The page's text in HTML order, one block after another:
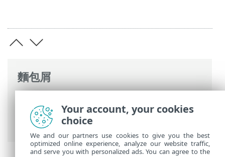
麵包屑
升級> 使用 ESET PROTECT On-Prem 13.0
全方位安裝程式進行升級
Your account, your cookies
choice
We and our partners use cookies to give you the best
optimized online experience, analyze our website traffic,
and serve you with personalized ads. You can agree to the